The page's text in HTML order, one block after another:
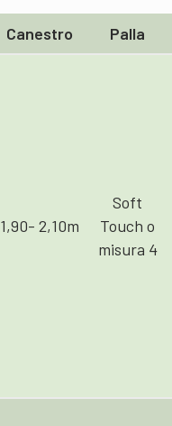
Canestro Palla
1,90- 2,10m
Soft
Touch o
misura 4